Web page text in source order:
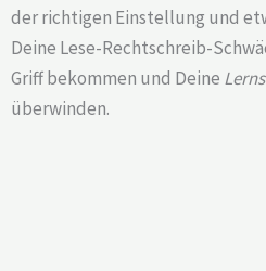
der richtigen Einstellung und
Deine Lese-Rechtschreib-
Griff bekommen und Deine
überwinden.